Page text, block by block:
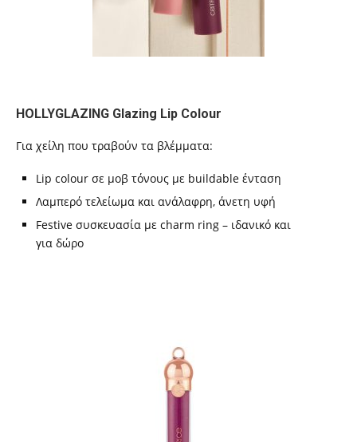
HOLLYGLAZING Glazing Lip Colour
Για χείλη που τραβούν τα βλέμματα:
Lip colour σε μοβ τόνους με buildable ένταση
Λαμπερό τελείωμα και ανάλαφρη, άνετη υφή
Festive συσκευασία με charm ring – ιδανικό και
για δώρο